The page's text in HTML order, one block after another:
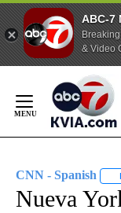
ABC-7
& Video
Content
CNN - Spanish
Nueva